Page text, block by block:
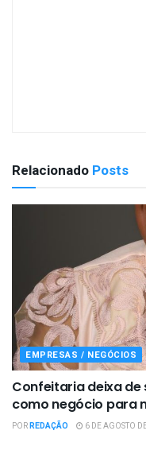
Relacionado Posts
EMPRESAS / NEGÓCIOS
Confeitaria deixa de
como negócio para
PORREDAÇÃO 6 DE AGOSTO